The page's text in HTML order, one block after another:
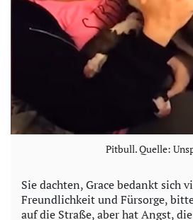
Pitbull. Quelle:
Sie dachten, Grace bedankt sich
Freundlichkeit und Fürsorge,
auf die Straße, aber hat Angst,